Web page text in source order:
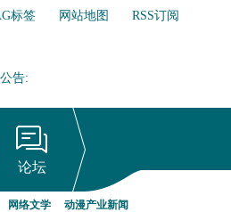
标签 网站地图
RSS订阅
公告:
网络文学行业自律倡议书
论坛
网络文学 动漫产业新闻